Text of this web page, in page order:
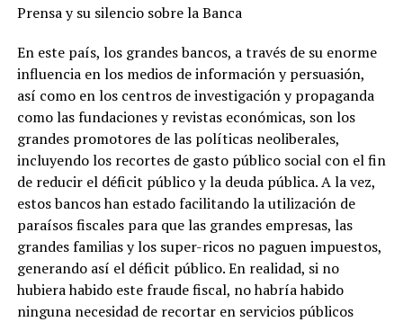
Prensa y su silencio sobre la Banca
En este país, los grandes bancos, a través de su enorme
influencia en los medios de información y persuasión,
así como en los centros de investigación y propaganda
como las fundaciones y revistas económicas, son los
grandes promotores de las políticas neoliberales,
incluyendo los recortes de gasto público social con el fin
de reducir el déficit público y la deuda pública. A la vez,
estos bancos han estado facilitando la utilización de
paraísos fiscales para que las grandes empresas, las
grandes familias y los super-ricos no paguen impuestos,
generando así el déficit público. En realidad, si no
hubiera habido este fraude fiscal, no habría habido
ninguna necesidad de recortar en servicios públicos